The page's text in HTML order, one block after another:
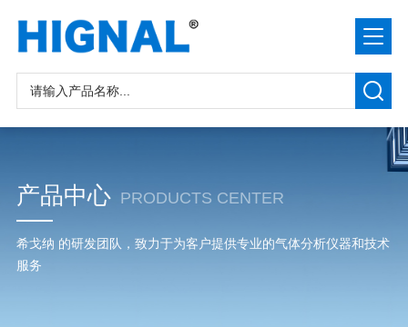
产品中心 PRODUCTS CENTER
希戈纳 的研发团队，致力于为客户提供专业的气体分析仪器和技术
服务